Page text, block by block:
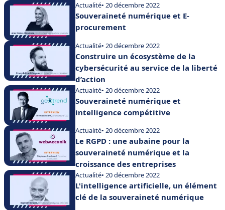
Actualité• 20 décembre 2022
Souveraineté numérique et E-
procurement
Actualité• 20 décembre 2022
Construire un écosystème de la
cybersécurité au service de la liberté
d’action
Actualité• 20 décembre 2022
Souveraineté numérique et
intelligence compétitive
Actualité• 20 décembre 2022
Le RGPD : une aubaine pour la
souveraineté numérique et la
croissance des entreprises
Actualité• 20 décembre 2022
L'intelligence artificielle, un élément
clé de la souveraineté numérique